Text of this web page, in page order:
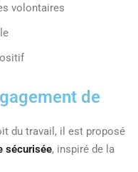
volontaires
de
du travail, il est proposé
sécurisée, inspiré de la